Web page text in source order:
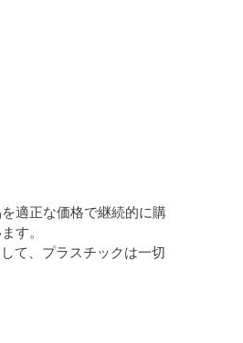
適正な価格で継続的に購
す。
て、プラスチックは一切